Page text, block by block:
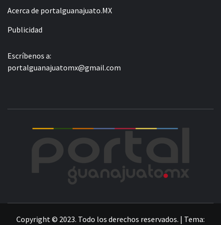
Acerca de portalguanajuato.MX
Publicidad
Escríbenos a:
portalguanajuatomx@gmail.com
Copyright © 2023. Todo los derechos reservados. | Tema: